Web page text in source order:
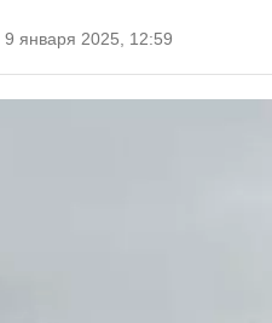
9 января 2025, 12:59